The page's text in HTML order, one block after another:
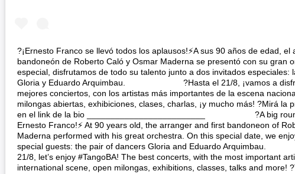
?¡Ernesto Franco se llevó todos los aplausos!⚡A sus 90 años de edad,
bandoneón de Roberto Caló y Osmar Maderna se presentó con su gran
especial, disfrutamos de todo su talento junto a dos invitados especiales:
Gloria y Eduardo Arquimbau. ⠀⠀⠀⠀⠀⠀⠀⠀⠀ ?Hasta el 21/8, ¡vamos a
mejores conciertos, con los artistas más importantes de la escena
milongas abiertas, exhibiciones, clases, charlas, ¡y mucho más! ?Mirá la
en el link de la bio _________________________⠀⠀⠀⠀⠀⠀⠀⠀ ?A big
Ernesto Franco!⚡ At 90 years old, the arranger and first bandoneon of
Maderna performed with his great orchestra. On this special date, we
special guests: the pair of dancers Gloria and Eduardo Arquimbau.
21/8, let’s enjoy #TangoBA! The best concerts, with the most important
international scene, open milongas, exhibitions, classes, talks and more!